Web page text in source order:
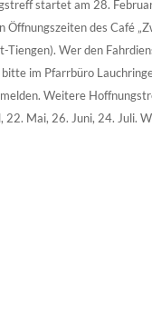
startet am 28.
Öffnungszeiten des Café
Tiengen). Wer den
bitte im Pfarrbüro
Weitere
22. Mai, 26. Juni, 24. Juli.